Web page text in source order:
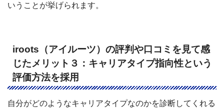
いうことが挙げられます。
iroots（アイルーツ）の評判や口コミを見て感
じたメリット３：キャリアタイプ指向性という
評価方法を採用
自分がどのようなキャリアタイプなのかを診断してくれる